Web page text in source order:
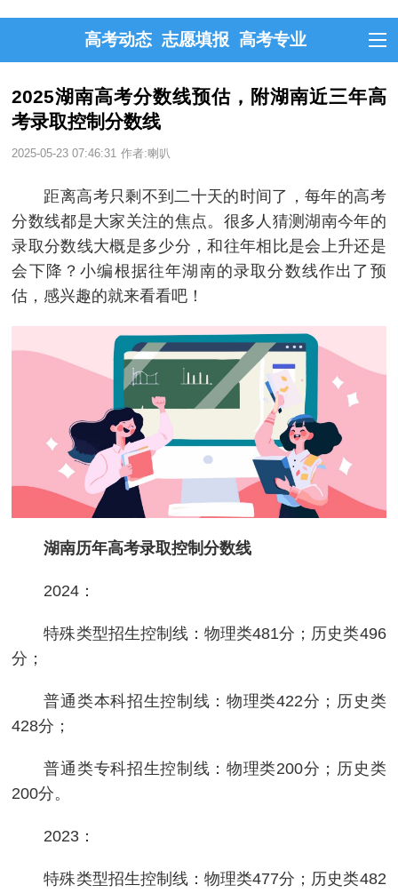
高考动态 志愿填报 高考专业
2025湖南高考分数线预估，附湖南近三年高
考录取控制分数线
2025-05-23 07:46:31 作者:喇叭
距离高考只剩不到二十天的时间了，每年的高考
分数线都是大家关注的焦点。很多人猜测湖南今年的
录取分数线大概是多少分，和往年相比是会上升还是
会下降？小编根据往年湖南的录取分数线作出了预
估，感兴趣的就来看看吧！
湖南历年高考录取控制分数线
2024：
特殊类型招生控制线：物理类481分；历史类496
分；
普通类本科招生控制线：物理类422分；历史类
428分；
普通类专科招生控制线：物理类200分；历史类
200分。
2023：
特殊类型招生控制线：物理类477分；历史类482